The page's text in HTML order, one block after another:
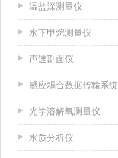
温盐深测量仪
水下甲烷测量仪
声速剖面仪
感应耦合数据传输系统
光学溶解氧测量仪
水质分析仪